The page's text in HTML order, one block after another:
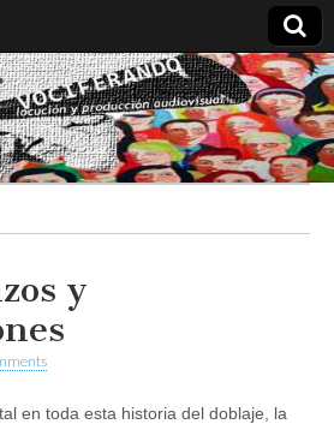
y
en toda esta historia del doblaje, la